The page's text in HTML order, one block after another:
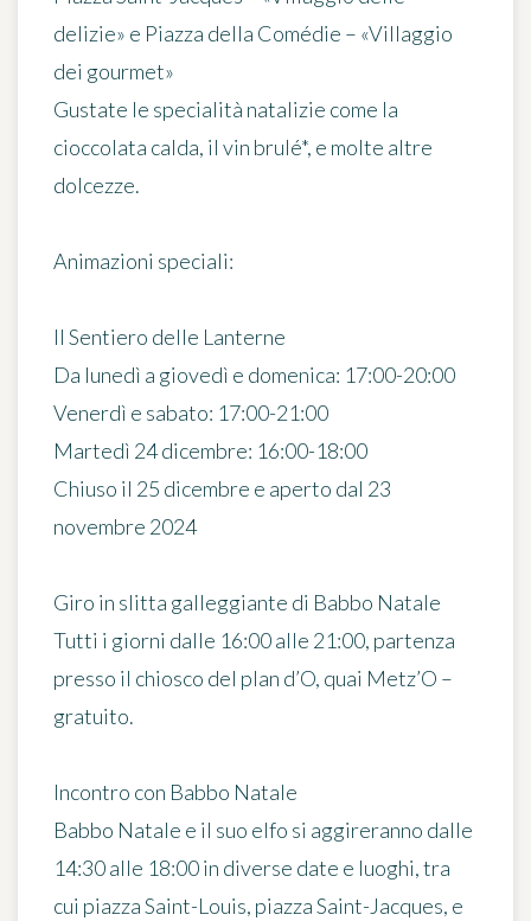
delizie» e Piazza della Comédie – «Villaggio
dei gourmet»
Gustate le specialità natalizie come la
cioccolata calda, il vin brulé*, e molte altre
dolcezze.
Animazioni speciali:
Il Sentiero delle Lanterne
Da lunedì a giovedì e domenica: 17:00-20:00
Venerdì e sabato: 17:00-21:00
Martedì 24 dicembre: 16:00-18:00
Chiuso il 25 dicembre e aperto dal 23
novembre 2024
Giro in slitta galleggiante di Babbo Natale
Tutti i giorni dalle 16:00 alle 21:00, partenza
presso il chiosco del plan d’O, quai Metz’O –
gratuito.
Incontro con Babbo Natale
Babbo Natale e il suo elfo si aggireranno dalle
14:30 alle 18:00 in diverse date e luoghi, tra
cui piazza Saint-Louis, piazza Saint-Jacques, e